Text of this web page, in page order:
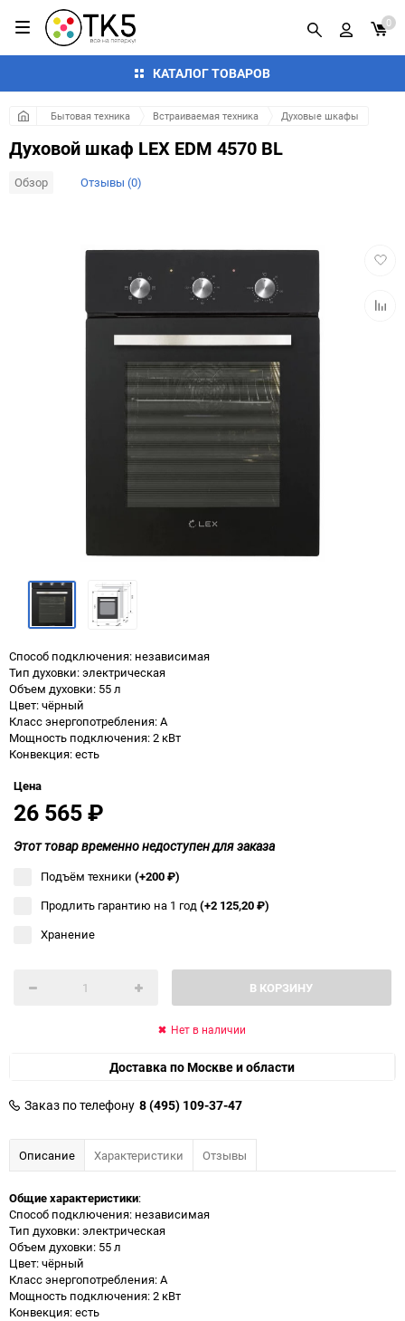
КАТАЛОГ ТОВАРОВ
0
Бытовая техника Встраиваемая техника Духовые шкафы
Духовой шкаф LEX EDM 4570 BL
Обзор Отзывы (0)
Способ подключения: независимая
Тип духовки: электрическая
Объем духовки: 55 л
Цвет: чёрный
Класс энергопотребления: A
Мощность подключения: 2 кВт
Конвекция: есть
Цена
26 565₽
Этот товар временно недоступен для заказа
Подъём техники (+200₽)
Продлить гарантию на 1 год(+2 125,20₽)
Хранение
В КОРЗИНУ
Нет в наличии
Доставка по Москве и области
Заказ по телефону 8 (495) 109-37-47
Описание Характеристики Отзывы
Общие характеристики:
Способ подключения: независимая
Тип духовки: электрическая
Объем духовки: 55 л
Цвет: чёрный
Класс энергопотребления: A
Мощность подключения: 2 кВт
Конвекция: есть